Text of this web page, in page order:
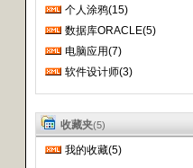
个人涂鸦(15)
数据库ORACLE(5)
电脑应用(7)
软件设计师(3)
收藏夹(5)
我的收藏(5)